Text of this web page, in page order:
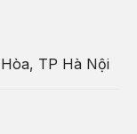
thơ mộng giúp du
khi đến đây vãn
văn hóa – Thông
TP Hà Nội